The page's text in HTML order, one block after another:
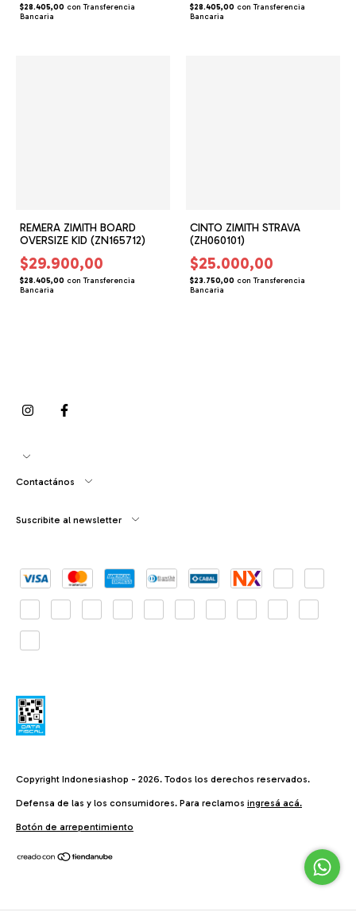
$28.405,00 con Transferencia
Bancaria
$28.405,00 con Transferencia
Bancaria
REMERA ZIMITH BOARD
OVERSIZE KID (ZN165712)
$29.900,00
$28.405,00 con Transferencia
Bancaria
CINTO ZIMITH STRAVA
(ZH060101)
$25.000,00
$23.750,00 con Transferencia
Bancaria
Contactános
Suscribite al newsletter
Copyright Indonesiashop - 2026. Todos los derechos reservados.
Defensa de las y los consumidores. Para reclamos ingresá acá.
Botón de arrepentimiento